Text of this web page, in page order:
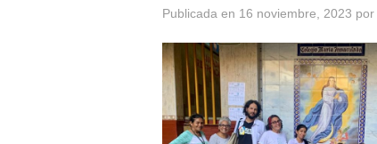
Publicada en 16 noviembre, 2023 por